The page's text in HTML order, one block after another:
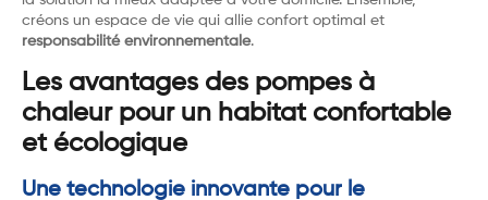
créons un espace de vie qui allie confort optimal et
responsabilité environnementale.
Les avantages des pompes à
chaleur pour un habitat confortable
et écologique
Une technologie innovante pour le